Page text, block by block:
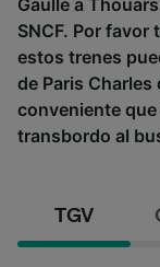
Gaulle a
SNCF. Por
estos trenes
de Paris Charles
conveniente
transbordo al
TGV